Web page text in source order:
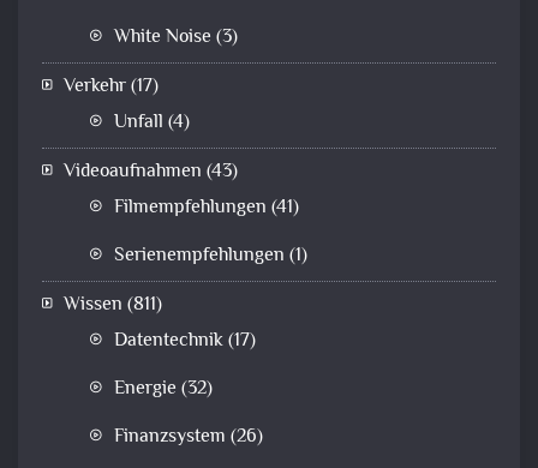
White Noise (3)
Verkehr(17)
Unfall (4)
Videoaufnahmen (43)
Filmempfehlungen (41)
Serienempfehlungen (1)
Wissen (811)
Datentechnik(17)
Energie (32)
Finanzsystem (26)